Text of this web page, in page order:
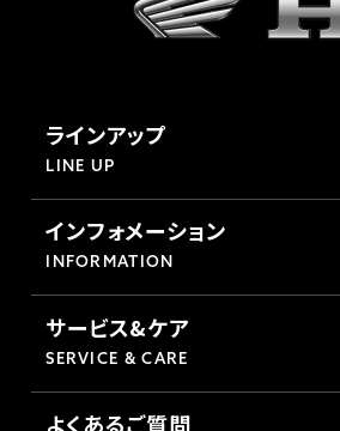
ラインアップ
LINE UP
インフォメーション
INFORMATION
サービス&ケア
SERVICE & CARE
よくあるご質問